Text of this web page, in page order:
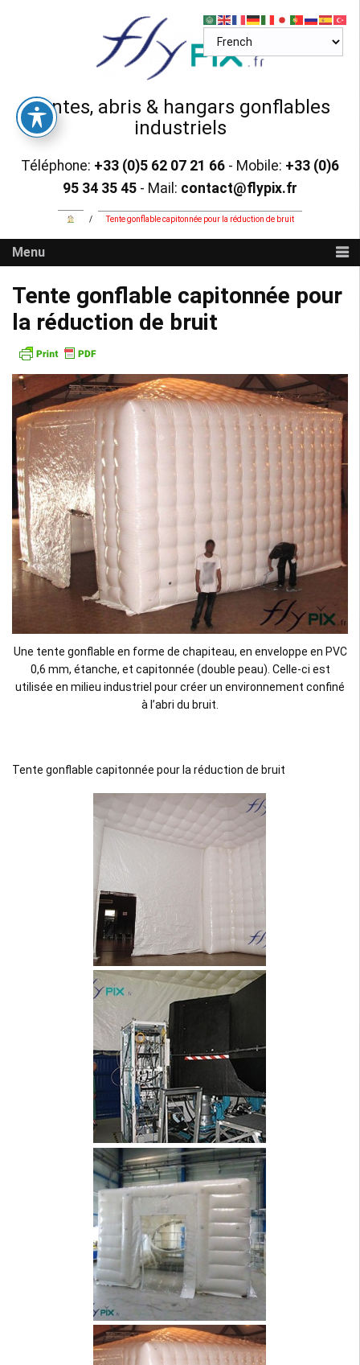
Tentes, abris & hangars gonflables
industriels
Téléphone: +33 (0)5 62 07 21 66 - Mobile: +33 (0)6
95 34 35 45 - Mail: contact@flypix.fr
/ Tente gonflable capitonnée pour la réduction de bruit
Menu
Tente gonflable capitonnée pour
la réduction de bruit
Une tente gonflable en forme de chapiteau, en enveloppe en PVC
0,6 mm, étanche, et capitonnée (double peau). Celle-ci est
utilisée en milieu industriel pour créer un environnement confiné
à l’abri du bruit.
Tente gonflable capitonnée pour la réduction de bruit